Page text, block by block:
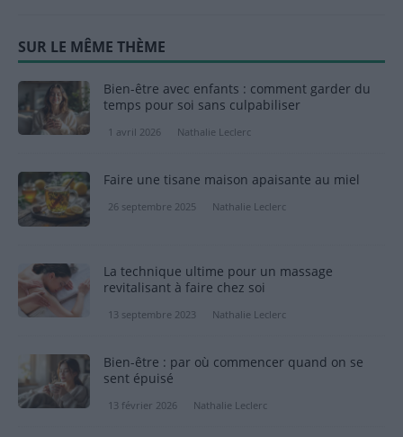
SUR LE MÊME THÈME
Bien-être avec enfants : comment garder du
temps pour soi sans culpabiliser
1 avril 2026 Nathalie Leclerc
Faire une tisane maison apaisante au miel
26 septembre 2025 Nathalie Leclerc
La technique ultime pour un massage
revitalisant à faire chez soi
13 septembre 2023 Nathalie Leclerc
Bien-être : par où commencer quand on se
sent épuisé
13 février 2026 Nathalie Leclerc